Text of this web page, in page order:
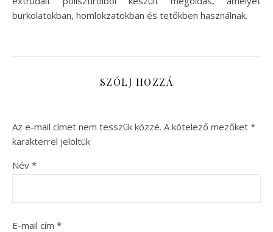
burkolatokban, homlokzatokban és tetőkben használnak.
SZÓLJ HOZZÁ
Az e-mail címet nem tesszük közzé. A kötelező mezőket *
karakterrel jelöltük
Név *
E-mail cím *